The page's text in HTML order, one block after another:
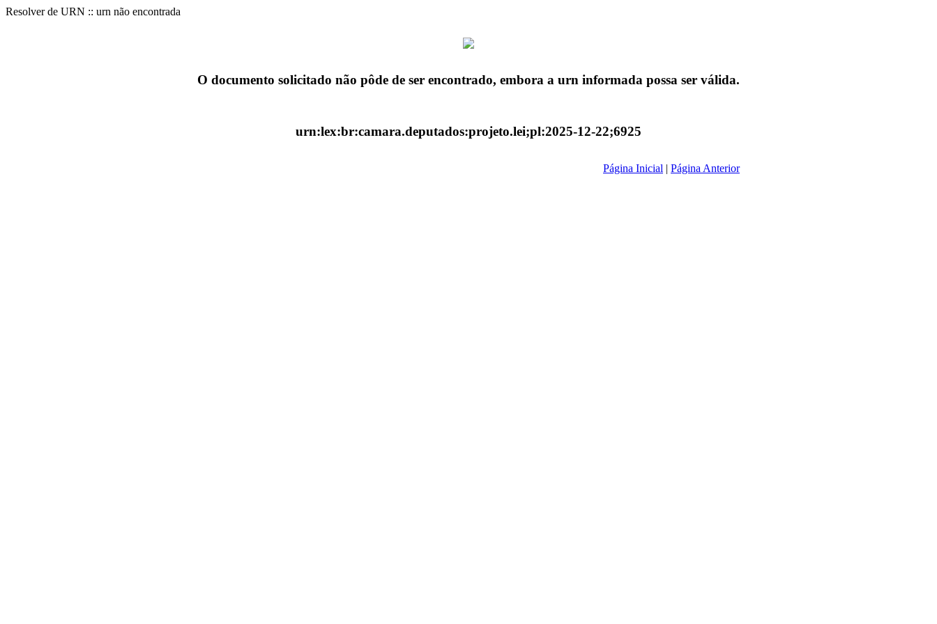
Resolver de URN :: urn não encontrada
O documento solicitado não pôde de ser encontrado, embora a urn informada possa ser válida.
urn:lex:br:camara.deputados:projeto.lei;pl:2025-12-22;6925
Página Inicial | Página Anterior